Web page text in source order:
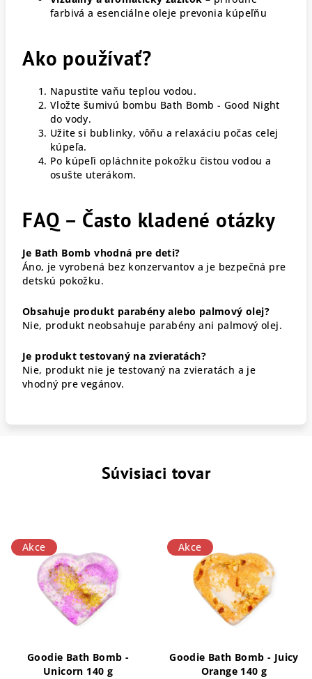
farbivá a esenciálne oleje prevonia kúpeľňu
Ako používať?
Napustite vaňu teplou vodou.
Vložte šumivú bombu Bath Bomb - Good Night
do vody.
Užite si bublinky, vôňu a relaxáciu počas celej
kúpeľa.
Po kúpeľi opláchnite pokožku čistou vodou a
osušte uterákom.
FAQ – Často kladené otázky
Je Bath Bomb vhodná pre deti?
Áno, je vyrobená bez konzervantov a je bezpečná pre
detskú pokožku.
Obsahuje produkt parabény alebo palmový olej?
Nie, produkt neobsahuje parabény ani palmový olej.
Je produkt testovaný na zvieratách?
Nie, produkt nie je testovaný na zvieratách a je
vhodný pre vegánov.
Súvisiaci tovar
Akce
Goodie Bath Bomb -
Unicorn 140 g
Akce
Goodie Bath Bomb - Juicy
Orange 140 g